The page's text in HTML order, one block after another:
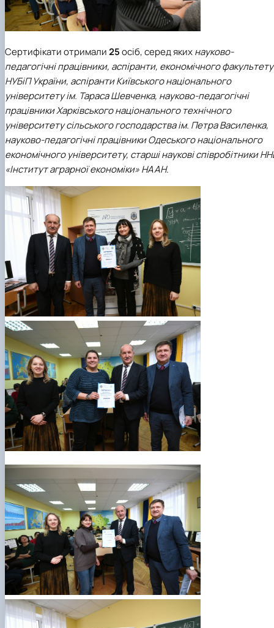
Сертифікати отримали25осіб, серед якихнауково-
педагогічні працівники, аспіранти, економічного факультету
НУБіП України, аспіранти Київського національного
університету ім. Тараса Шевченка, науково-педагогічні
працівники Харківського національного технічного
університету сільського господарства ім. Петра Василенка,
науково-педагогічні працівники Одеського національного
економічного університету, старші наукові співробітники
«Інститут аграрної економіки» НААН.